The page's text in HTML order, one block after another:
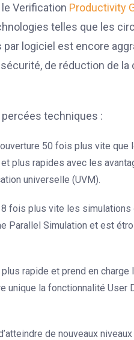
Verification Productivity
telles que les
logiciel est encore
de réduction de
techniques :
50 fois plus vite que
plus rapides avec les
universelle (UVM).
fois plus vite les simulations
Parallel Simulation et est
rapide et prend en
unique la fonctionnalité User
de nouveaux